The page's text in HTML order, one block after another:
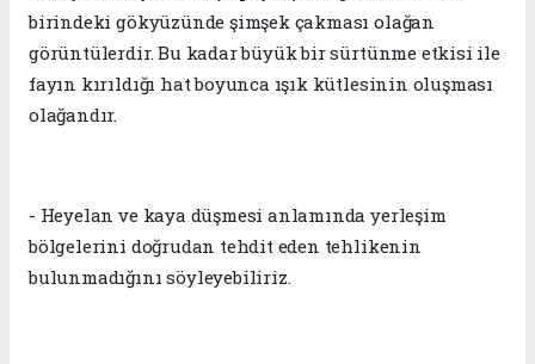
birindeki gökyüzünde şimşek çakması olağan
görüntülerdir. Bu kadar büyük bir sürtünme etkisi ile
fayın kırıldığı hat boyunca ışık kütlesinin oluşması
olağandır.
- Heyelan ve kaya düşmesi anlamında yerleşim
bölgelerini doğrudan tehdit eden tehlikenin
bulunmadığını söyleyebiliriz.